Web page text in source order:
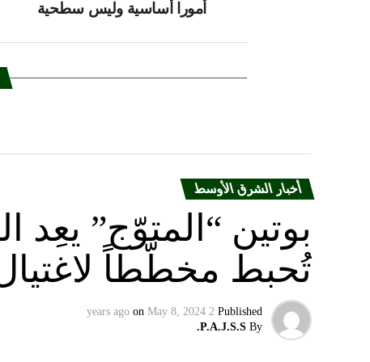
أمورا أساسية وليس سطحية
أخبار الشرق الأوسط
بوتين “المتوّج”
تُحبط مخطّطاً
Published
2 years ago
on May 8, 2024
By
P.A.J.S.S.